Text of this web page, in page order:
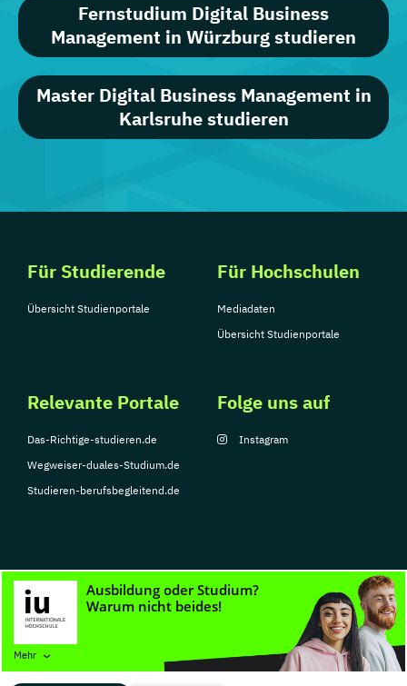
Mehr
Fernstudium Digital Business
Management in Würzburg studieren
Master Digital Business Management in
Karlsruhe studieren
Für Studierende
Übersicht Studienportale
Für Hochschulen
Mediadaten
Übersicht Studienportale
Relevante Portale
Das-Richtige-studieren.de
Wegweiser-duales-Studium.de
Studieren-berufsbegleitend.de
Folge uns auf
Instagram
© Copyright 2026, TarGroup Media GmbH
Nutzungsbedingungen